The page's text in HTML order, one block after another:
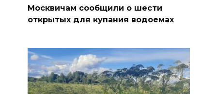
Москвичам сообщили о шести
открытых для купания водоемах